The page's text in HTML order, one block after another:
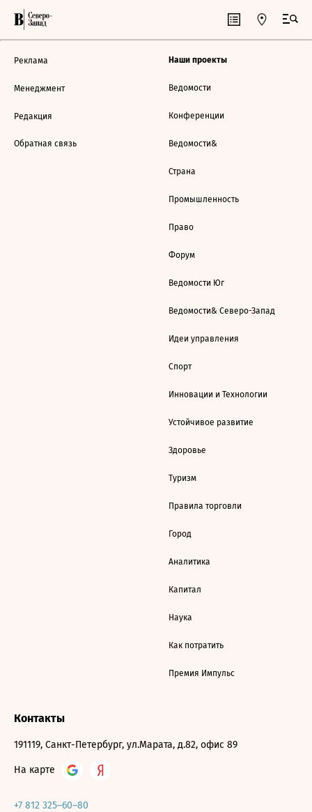
Реклама
Менеджмент
Редакция
Обратная связь
Наши проекты
Ведомости
Конференции
Ведомости&
Страна
Промышленность
Право
Форум
Ведомости Юг
Ведомости& Северо-Запад
Идеи управления
Спорт
Инновации и Технологии
Устойчивое развитие
Здоровье
Туризм
Правила торговли
Город
Аналитика
Капитал
Наука
Как потратить
Премия Импульс
Контакты
191119, Санкт-Петербург, ул.Марата, д.82, офис 89
На карте
+7 812 325–60–80